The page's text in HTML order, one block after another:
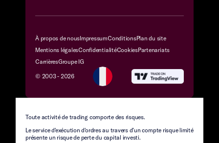
À propos de nousImpressumConditionsPlan du site
Mentions légalesConfidentialitéCookiesPartenariats
CarrièresGroupe IG
© 2003 - 2026
Toute activité de trading comporte des risques.
Le service d'exécution d'ordres au travers d’un compte risque limité
présente un risque de perte du capital investi.